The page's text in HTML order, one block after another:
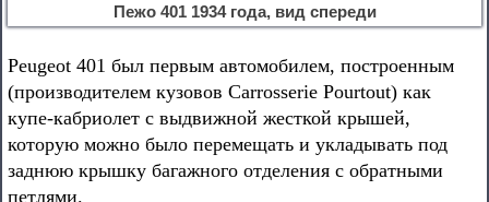
Пежо 401 1934 года, вид спереди
Peugeot 401 был первым автомобилем, построенным
(производителем кузовов Carrosserie Pourtout) как
купе-кабриолет с выдвижной жесткой крышей,
которую можно было перемещать и укладывать под
заднюю крышку багажного отделения с обратными
петлями.